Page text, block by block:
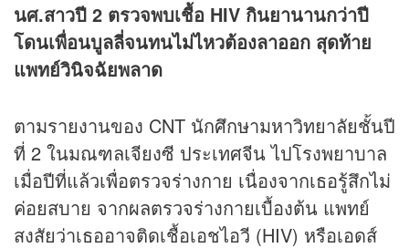
นศ.สาวปี 2 ตรวจพบเชื้อ HIV กินยานานกว่าปี
โดนเพื่อนบูลลี่จนทนไม่ไหวต้องลาออก สุดท้าย
แพทย์วินิจฉัยพลาด
ตามรายงานของ CNT นักศึกษามหาวิทยาลัยชั้นปี
ที่ 2 ในมณฑลเจียงซี ประเทศจีน ไปโรงพยาบาล
เมื่อปีที่แล้วเพื่อตรวจร่างกาย เนื่องจากเธอรู้สึกไม่
ค่อยสบาย จากผลตรวจร่างกายเบื้องต้น แพทย์
สงสัยว่าเธออาจติดเชื้อเอชไอวี (HIV) หรือเอดส์